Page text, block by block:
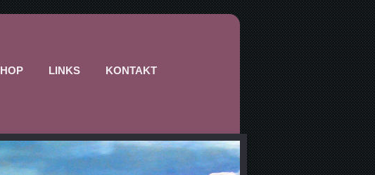
LINKS KONTAKT